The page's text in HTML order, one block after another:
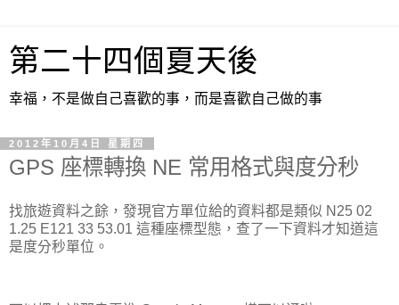
第二十四個夏天後
幸福，不是做自己喜歡的事，而是喜歡自己做的事
2012年10月4日 星期四
GPS 座標轉換 NE 常用格式與度分秒
找旅遊資料之餘，發現官方單位給的資料都是類似 N25 02
1.25 E121 33 53.01 這種座標型態，查了一下資料才知道這
是度分秒單位。